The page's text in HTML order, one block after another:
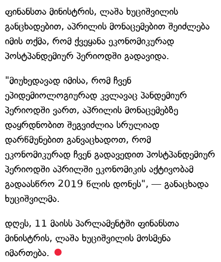
ფინანსთა მინისტრის, ლაშა ხუციშვილის
განცხადებით, აპრილის მონაცემებით შეიძლება
იმის თქმა, რომ ქვეყანა ეკონომიკურად
პოსტპანდემიურ პერიოდში გადავიდა.
"მიუხედავად იმისა, რომ ჩვენ
ეპიდემიოლოგიურად კვლავაც პანდემიურ
პერიოდში ვართ, აპრილის მონაცემებზე
დაყრდნობით შეგვიძლია სრულიად
დარწმუნებით განვაცხადოთ, რომ
ეკონომიკურად ჩვენ გადავედით პოსტპანდემიურ
პერიოდში აპრილში ეკონომიკის აქტივობამ
გადაასწრო 2019 წლის დონეს", — განაცხადა
ხუციშვილმა.
დღეს, 11 მაისს პარლამენტში ფინანსთა
მინისტრის, ლაშა ხუციშვილის მოსმენა
იმართება.